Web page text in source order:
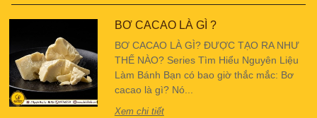
BƠ CACAO LÀ GÌ ?
BƠ CACAO LÀ GÌ? ĐƯỢC TẠO RA NHƯ
THẾ NÀO? Series Tìm Hiểu Nguyên Liệu
Làm Bánh Bạn có bao giờ thắc mắc: Bơ
cacao là gì? Nó...
Xem chi tiết